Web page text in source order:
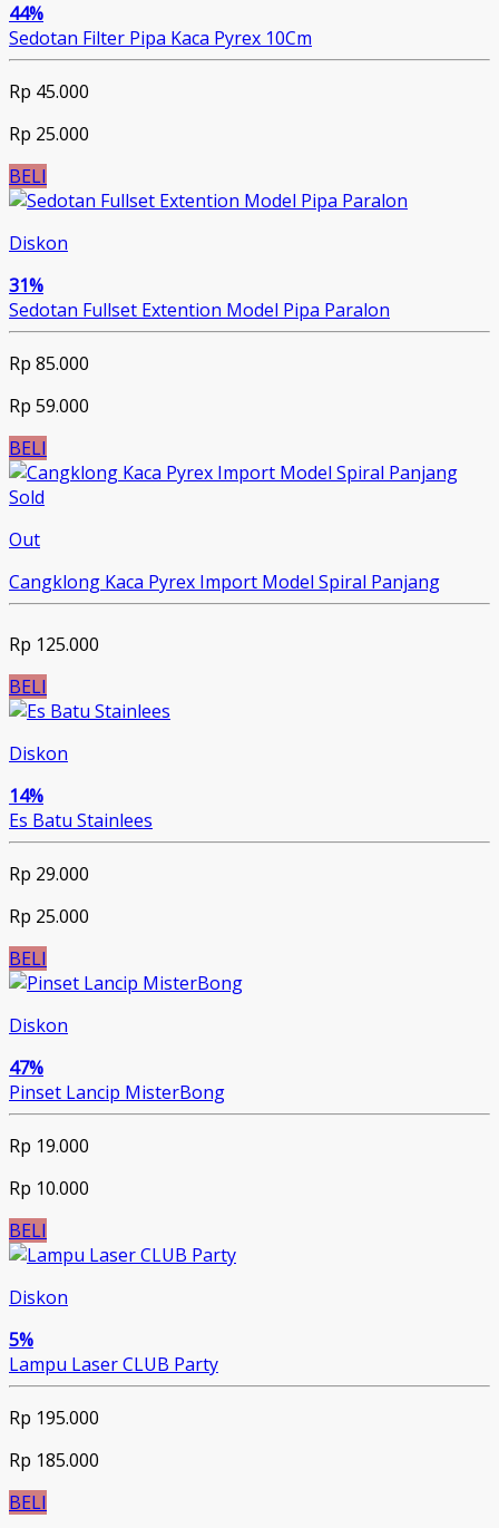
44%
Sedotan Filter Pipa Kaca Pyrex 10Cm
Rp 45.000
Rp 25.000
BELI
Diskon
31%
Sedotan Fullset Extention Model Pipa Paralon
Rp 85.000
Rp 59.000
BELI
Sold
Out
Cangklong Kaca Pyrex Import Model Spiral Panjang
Rp 125.000
BELI
Diskon
14%
Es Batu Stainlees
Rp 29.000
Rp 25.000
BELI
Diskon
47%
Pinset Lancip MisterBong
Rp 19.000
Rp 10.000
BELI
Diskon
5%
Lampu Laser CLUB Party
Rp 195.000
Rp 185.000
BELI